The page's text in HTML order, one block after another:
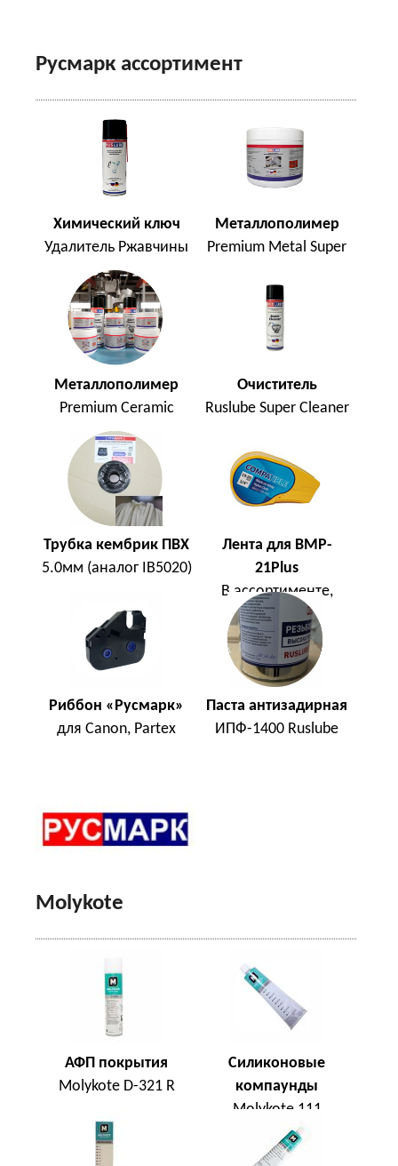
Русмарк ассортимент
Химический ключ
Удалитель Ржавчины
Металлополимер
Premium Metal Super
Металлополимер
Premium Ceramic
Очиститель
Ruslube Super Cleaner
Трубка кембрик ПВХ
5.0мм (аналог IB5020)
Лента для BMP-
21Plus
В ассортименте,
Китай
Риббон «Русмарк»
для Canon, Partex
Паста антизадирная
ИПФ-1400 Ruslube
Molykote
АФП покрытия
Molykote D-321 R
Силиконовые
компаунды
Molykote 111